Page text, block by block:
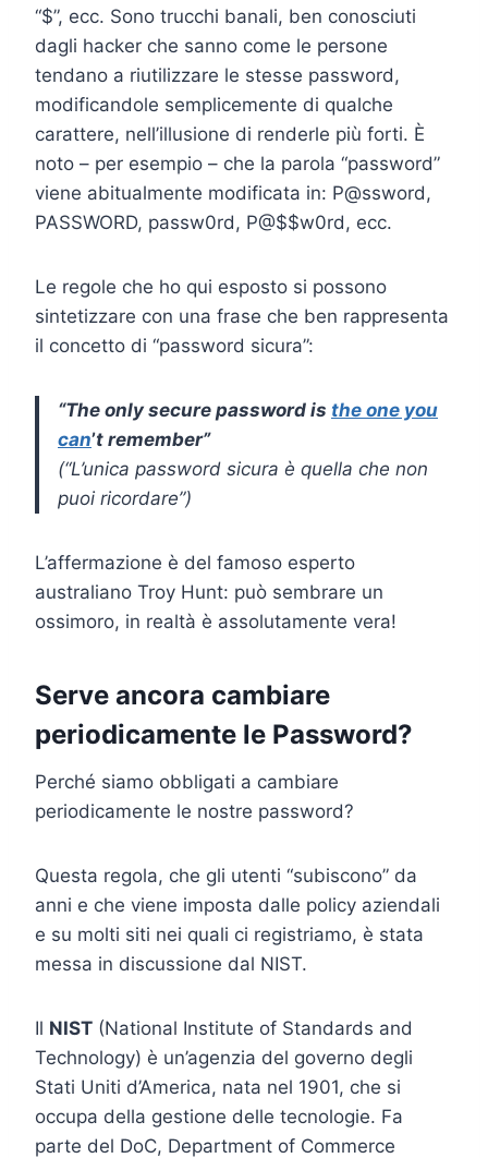
“$”, ecc. Sono trucchi banali, ben conosciuti
dagli hacker che sanno come le persone
tendano a riutilizzare le stesse password,
modificandole semplicemente di qualche
carattere, nell’illusione di renderle più forti. È
noto – per esempio – che la parola “password”
viene abitualmente modificata in: P@ssword,
PASSWORD, passw0rd, P@$$w0rd, ecc.
Le regole che ho qui esposto si possono
sintetizzare con una frase che ben rappresenta
il concetto di “password sicura”:
“The only secure password is the one you
can’t remember”
(“L’unica password sicura è quella che non
puoi ricordare”)
L’affermazione è del famoso esperto
australiano Troy Hunt: può sembrare un
ossimoro, in realtà è assolutamente vera!
Serve ancora cambiare
periodicamente le Password?
Perché siamo obbligati a cambiare
periodicamente le nostre password?
Questa regola, che gli utenti “subiscono” da
anni e che viene imposta dalle policy aziendali
e su molti siti nei quali ci registriamo, è stata
messa in discussione dal NIST.
Il NIST (National Institute of Standards and
Technology) è un’agenzia del governo degli
Stati Uniti d’America, nata nel 1901, che si
occupa della gestione delle tecnologie. Fa
parte del DoC, Department of Commerce